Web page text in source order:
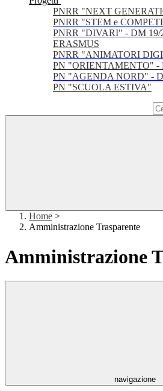
PNRR "NEXT
PNRR "STEM e
PNRR "DIVARI" - DM 19/
ERASMUS
PNRR "ANIMATORI
PN "ORIENTAMENTO" -
PN "AGENDA NORD" -
PN "SCUOLA ESTIVA"
Home >
Amministrazione Trasparente
Amministrazione
navigazione